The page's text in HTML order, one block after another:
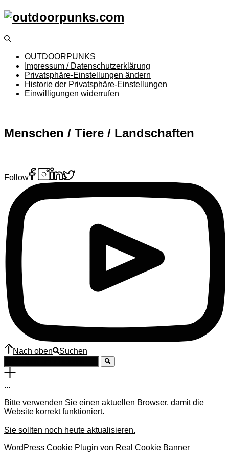
OUTDOORPUNKS
Impressum / Datenschutzerklärung
Privatsphäre-Einstellungen ändern
Historie der Privatsphäre-Einstellungen
Einwilligungen widerrufen
Menschen / Tiere / Landschaften
Follow
Nach oben Suchen
...
Bitte verwenden Sie einen aktuellen Browser, damit die
Website korrekt funktioniert.
Sie sollten noch heute aktualisieren.
WordPress Cookie Plugin von Real Cookie Banner